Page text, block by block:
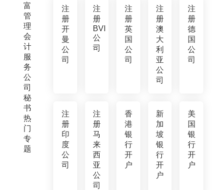
富
管
理
会
计
服
务
公
司
秘
书
热
门
专
题
注
册
开
曼
公
司
注
册
BVI
公
司
注
册
英
国
公
司
注
册
澳
大
利
亚
公
司
注
册
德
国
公
司
注
册
印
度
公
司
注
册
马
来
西
亚
公
司
香
港
银
行
开
户
新
加
坡
银
行
开
户
美
国
银
行
开
户